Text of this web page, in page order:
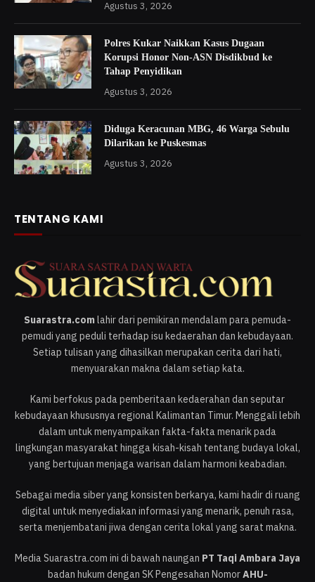
Agustus 3, 2026
Polres Kukar Naikkan Kasus Dugaan
Korupsi Honor Non-ASN Disdikbud ke
Tahap Penyidikan
Agustus 3, 2026
Diduga Keracunan MBG, 46 Warga Sebulu
Dilarikan ke Puskesmas
Agustus 3, 2026
TENTANG KAMI
Suarastra.comlahir dari pemikiran mendalam para pemuda-
pemudi yang peduli terhadap isu kedaerahan dan kebudayaan.
Setiap tulisan yang dihasilkan merupakan cerita dari hati,
menyuarakan makna dalam setiap kata.
Kami berfokus pada pemberitaan kedaerahan dan seputar
kebudayaan khususnya regional Kalimantan Timur. Menggali lebih
dalam untuk menyampaikan fakta-fakta menarik pada
lingkungan masyarakat hingga kisah-kisah tentang budaya lokal,
yang bertujuan menjaga warisan dalam harmoni keabadian.
Sebagai media siber yang konsisten berkarya, kami hadir di ruang
digital untuk menyediakan informasi yang menarik, penuh rasa,
serta menjembatani jiwa dengan cerita lokal yang sarat makna.
Media Suarastra.com ini di bawah naungan PT Taqi Ambara Jaya
badan hukum dengan SK Pengesahan NomorAHU-